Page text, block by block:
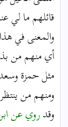
قائلهم ما لي
والمعنى في
أي منهم من
مثل حمزة
ومنهم من
وقدروي عن